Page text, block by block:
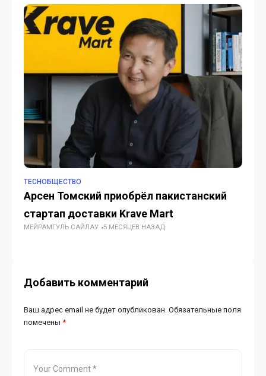
TECHОБЩЕСТВО
Арсен Томский приобрёл пакистанский
стартап доставки Krave Mart
МЕЙРАМГУЛЬ САЙЛАУ 5 МЕСЯЦЕВ НАЗАД
Добавить комментарий
Ваш адрес email не будет опубликован. Обязательные поля
помечены *